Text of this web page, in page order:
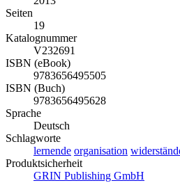
Seiten
19
Katalognummer
V232691
ISBN (eBook)
9783656495505
ISBN (Buch)
9783656495628
Sprache
Deutsch
Schlagworte
lernende organisation
Produktsicherheit
GRIN Publishing GmbH